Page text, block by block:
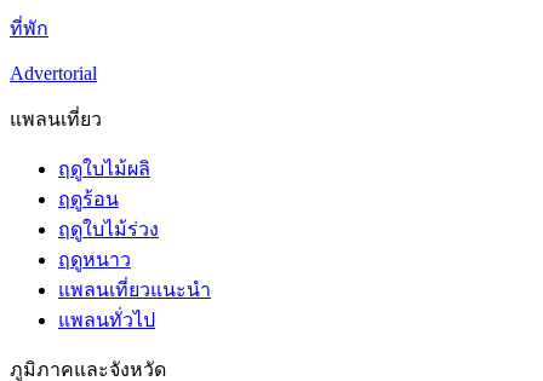
ที่พัก
Advertorial
แพลนเที่ยว
ฤดูใบไม้ผลิ
ฤดูร้อน
ฤดูใบไม้ร่วง
ฤดูหนาว
แพลนเที่ยวแนะนำ
แพลนทั่วไป
ภูมิภาคและจังหวัด